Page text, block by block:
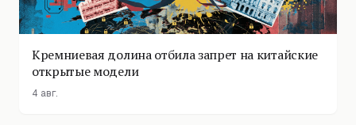
Кремниевая долина отбила запрет на китайские
открытые модели
4 авг.